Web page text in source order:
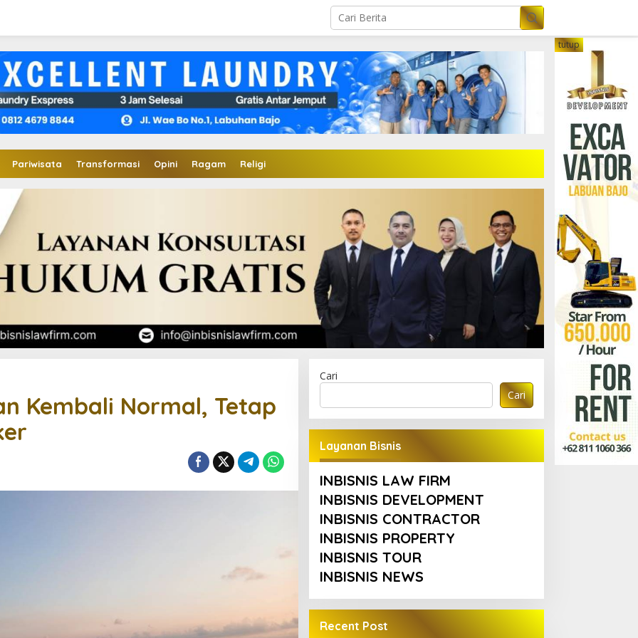
Pariwisata Transformasi Opini Ragam Religi
tutup
Kembali Normal, Tetap
Cari
Cari
Layanan Bisnis
INBISNIS LAW FIRM
INBISNIS DEVELOPMENT
INBISNIS CONTRACTOR
INBISNIS PROPERTY
INBISNIS TOUR
INBISNIS NEWS
Recent Post